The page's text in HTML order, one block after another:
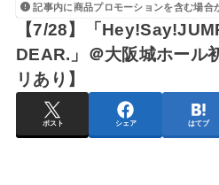
記事内に商品プロモーションを含む場合
【7/28】「
DEAR.」＠大阪城ホール
リあり】
ポスト シェア はてブ